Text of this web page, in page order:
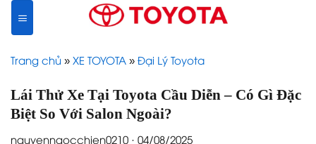
content
Trang chủ » XE TOYOTA » Đại Lý Toyota
Lái Thử Xe Tại Toyota Cầu Diễn – Có Gì Đặc
Biệt So Với Salon Ngoài?
nguyenngocchien0210 · 04/08/2025